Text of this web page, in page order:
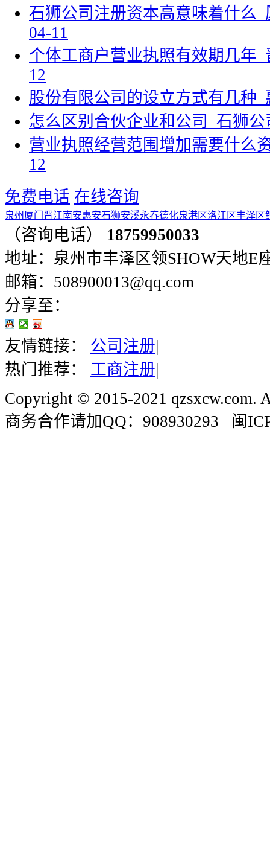
石狮公司注册资本高意味着什么
04-11
个体工商户营业执照有效期几年
12
股份有限公司的设立方式有几种
怎么区别合伙企业和公司_石狮公
营业执照经营范围增加需要什么
12
免费电话 在线咨询
泉州 厦门 晋江南安惠安石狮安溪永春德化泉港区洛江区丰泽区
（咨询电话）
18759950033
地址：泉州市丰泽区领SHOW天地E
邮箱：508900013@qq.com
分享至：
友情链接： 公司注册|
热门推荐：
工商注册|
Copyright © 2015-2021 qzsxcw.com.
商务合作请加QQ：908930293 闽